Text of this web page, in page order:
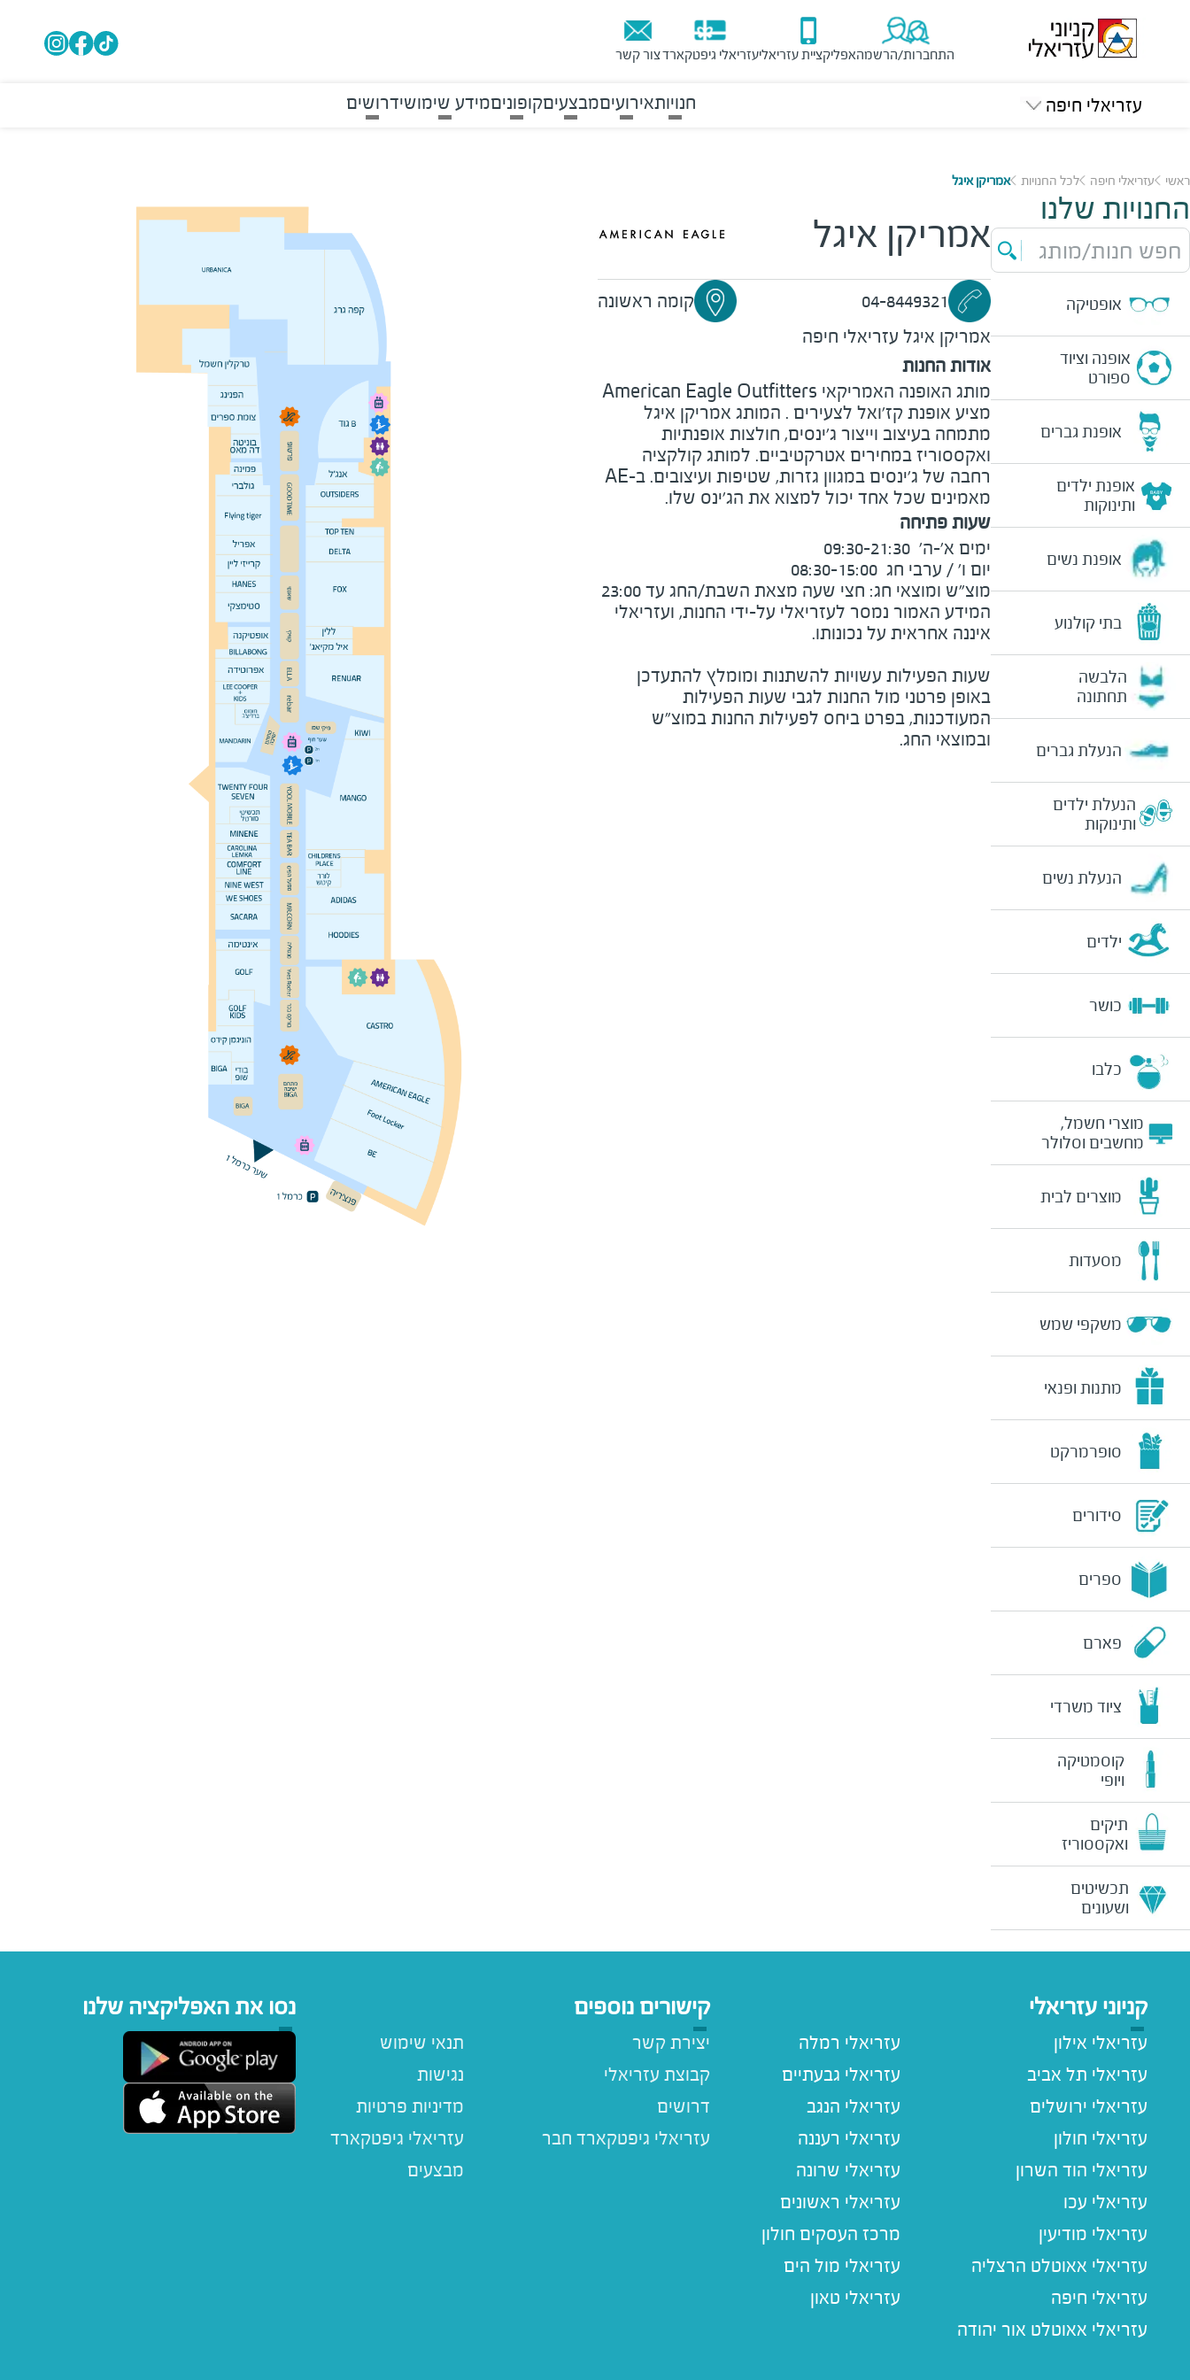
התחברות/הרשמהאפליקציית עזריאליעזריאלי גיפטקארדצור קשר
עזריאלי חיפה חנויותאירועיםמבצעיםקופוניםמידע שימושידרושים
ראשי עזריאלי חיפה לכל החנויות אמריקן איגל
החנויות שלנו
חפש חנות/מותג
אופטיקה
אופנה וציוד
ספורט
אופנת גברים
אופנת ילדים
ותינוקות
אופנת נשים
בתי קולנוע
הלבשה
תחתונה
הנעלת גברים
הנעלת ילדים
ותינוקות
הנעלת נשים
ילדים
כושר
כלבו
מוצרי חשמל,
מחשבים וסלולר
מוצרים לבית
מסעדות
משקפי שמש
מתנות ופנאי
סופרמרקט
סידורים
ספרים
פארם
ציוד משרדי
קוסמטיקה
ויופי
תיקים
ואקססוריז
תכשיטים
ושעונים
אמריקן איגל
04-8449321
קומה ראשונה
אמריקן איגל עזריאלי חיפה
אודות החנות
מותג האופנה האמריקאי American Eagle Outfitters
מציע אופנת קז'ואל לצעירים . המותג אמריקן איגל
מתמחה בעיצוב וייצור ג'ינסים, חולצות אופנתיות
ואקססוריז במחירים אטרקטיביים. למותג קולקציה
רחבה של ג'ינסים במגוון גזרות, שטיפות ועיצובים. ב-AE
מאמינים שכל אחד יכול למצוא את הג'ינס שלו.
שעות פתיחה
מוצ"ש ומוצאי חג: חצי שעה מצאת השבת/החג עד 23:00
המידע האמור נמסר לעזריאלי על-ידי החנות, ועזריאלי
שעות הפעילות עשויות להשתנות ומומלץ להתעדכן
באופן פרטני מול החנות לגבי שעות הפעילות
המעודכנות, בפרט ביחס לפעילות החנות במוצ"ש
ובמוצאי החג.
קניוני עזריאלי
עזריאלי אילון
עזריאלי תל אביב
עזריאלי ירושלים
עזריאלי חולון
עזריאלי הוד השרון
עזריאלי עכו
עזריאלי מודיעין
עזריאלי אאוטלט הרצליה
עזריאלי חיפה
עזריאלי אאוטלט אור יהודה
עזריאלי רמלה
עזריאלי גבעתיים
עזריאלי הנגב
עזריאלי רעננה
עזריאלי שרונה
עזריאלי ראשונים
מרכז העסקים חולון
עזריאלי מול הים
עזריאלי טאון
קישורים נוספים
תנאי שימוש
נגישות
מדיניות פרטיות
עזריאלי גיפטקארד
מבצעים
יצירת קשר
קבוצת עזריאלי
דרושים
נסו את האפליקציה שלנו